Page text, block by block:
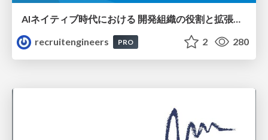
recruitengineers
PRO 2 280